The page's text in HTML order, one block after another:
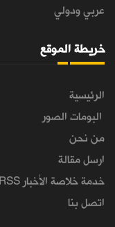
عربي ودولي
خريطة الموقع
الرئيسية
البومات الصور
من نحن
ارسل مقالة
خدمة خلاصة الأخبار RSS
اتصل بنا